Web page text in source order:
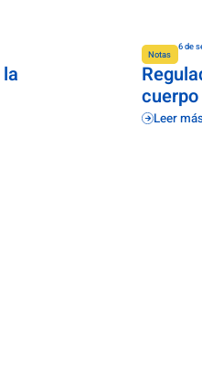
Notas
6 de
cuerpo
Leer